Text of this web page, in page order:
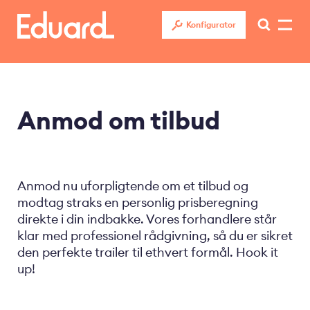
hovedindhold
Konfigurator
Anmod om tilbud
Anmod nu uforpligtende om et tilbud og
modtag straks en personlig prisberegning
direkte i din indbakke. Vores forhandlere står
klar med professionel rådgivning, så du er sikret
den perfekte trailer til ethvert formål. Hook it
up!